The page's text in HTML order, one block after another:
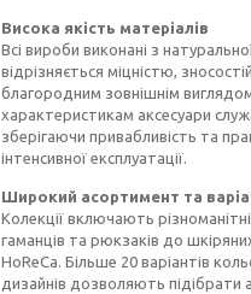
Висока якість матеріалів
Всі вироби виконані з
відрізняється міцністю,
благородним зовнішнім
характеристикам аксесуари
зберігаючи привабливість та
інтенсивної експлуатації.
Широкий асортимент та
Колекції включають
гаманців та рюкзаків до
HoReCa. Більше 20 варіантів
дизайнів дозволяють підібрати